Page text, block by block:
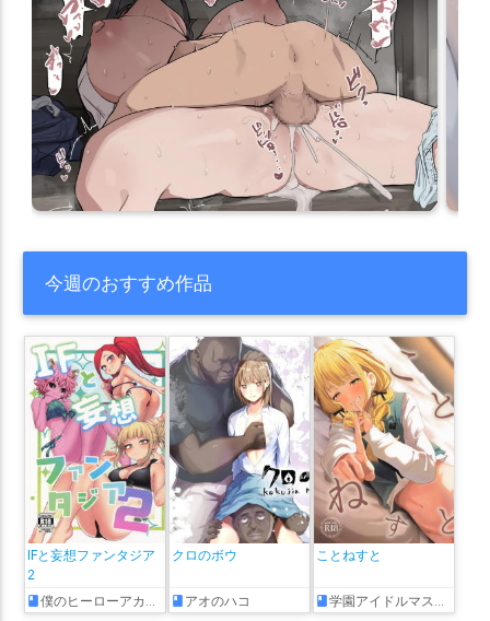
今週のおすすめ作品
IFと妄想ファンタジア
2
僕のヒーローアカデミア
クロのボウ
アオのハコ
ことねすと
学園アイドルマスター